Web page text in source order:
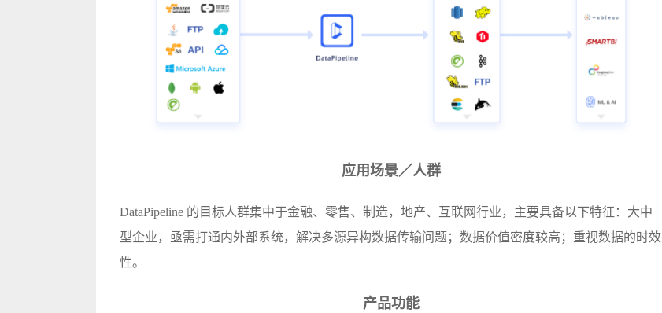
应用场景／人群
DataPipeline 的目标人群集中于金融、零售、制造，地产、互联网行业，主要具备以下特征：大中
型企业，亟需打通内外部系统，解决多源异构数据传输问题；数据价值密度较高；重视数据的时效
性。
产品功能